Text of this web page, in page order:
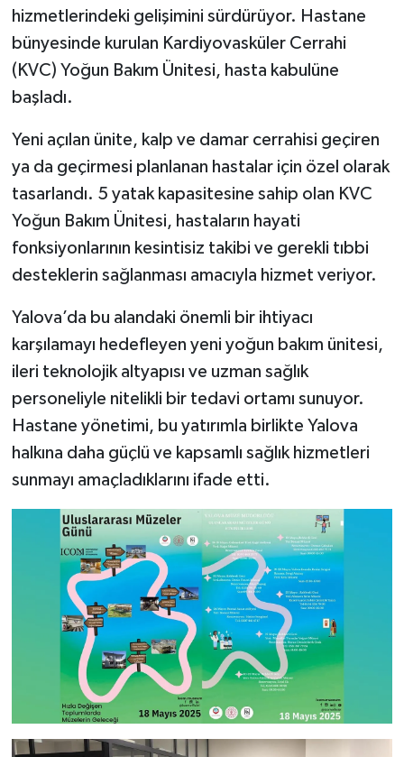
hizmetlerindeki gelişimini sürdürüyor. Hastane
bünyesinde kurulan Kardiyovasküler Cerrahi
(KVC) Yoğun Bakım Ünitesi, hasta kabulüne
başladı.
Yeni açılan ünite, kalp ve damar cerrahisi geçiren
ya da geçirmesi planlanan hastalar için özel olarak
tasarlandı. 5 yatak kapasitesine sahip olan KVC
Yoğun Bakım Ünitesi, hastaların hayati
fonksiyonlarının kesintisiz takibi ve gerekli tıbbi
desteklerin sağlanması amacıyla hizmet veriyor.
Yalova’da bu alandaki önemli bir ihtiyacı
karşılamayı hedefleyen yeni yoğun bakım ünitesi,
ileri teknolojik altyapısı ve uzman sağlık
personeliyle nitelikli bir tedavi ortamı sunuyor.
Hastane yönetimi, bu yatırımla birlikte Yalova
halkına daha güçlü ve kapsamlı sağlık hizmetleri
sunmayı amaçladıklarını ifade etti.